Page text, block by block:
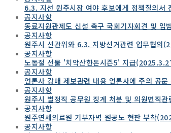
6.3. 지선 원주시장 여야 후보에게 정책질의
공지사항
동료지원관제도 신설 촉구 국회기자회견 및
공지사항
원주시 선관위와 6.3. 지방선거관련 업무협의
공지사항
노동절 선물 '치악산한돈시즌5' 지급
공지사항
언론사 강매 제보관련 내용 언론사에 주의 공
공지사항
원주시 별정직 공무원 징계 처분 및 의원면직
공지사항
원주연세의료원 기부자벽 원공노 현판 부착
공지사항